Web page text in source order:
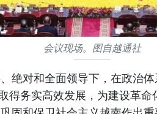
会议现场。图自越通社
绝对和全面领导下，在政治
得务实高效发展，为建设革